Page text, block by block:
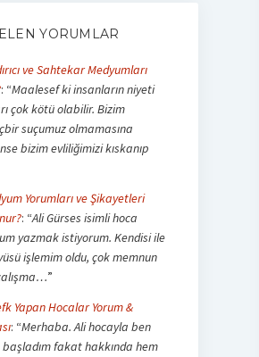
YORUMLAR
ve Sahtekar Medyumları
: “Maalesef ki insanların niyeti
çok kötü olabilir. Bizim
suçumuz olmamasına
bizim evliliğimizi kıskanıp
Yorumları ve Şikayetleri
: “Ali Gürses isimli hoca
yazmak istiyorum. Kendisi ile
işlemim oldu, çok memnun
”
Yapan Hocalar Yorum &
: “Merhaba. Ali hocayla ben
başladım fakat hakkında hem